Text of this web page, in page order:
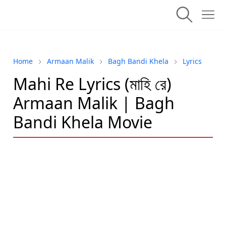
Home Armaan Malik Bagh Bandi Khela Lyrics
Mahi Re Lyrics (মাহি রে)
Armaan Malik | Bagh
Bandi Khela Movie